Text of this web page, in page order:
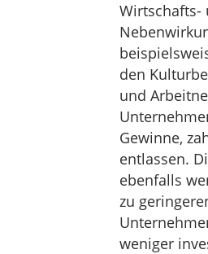
Wirtschafts-
den
und
Gewinne,
entlassen.
ebenfalls
zu
weniger